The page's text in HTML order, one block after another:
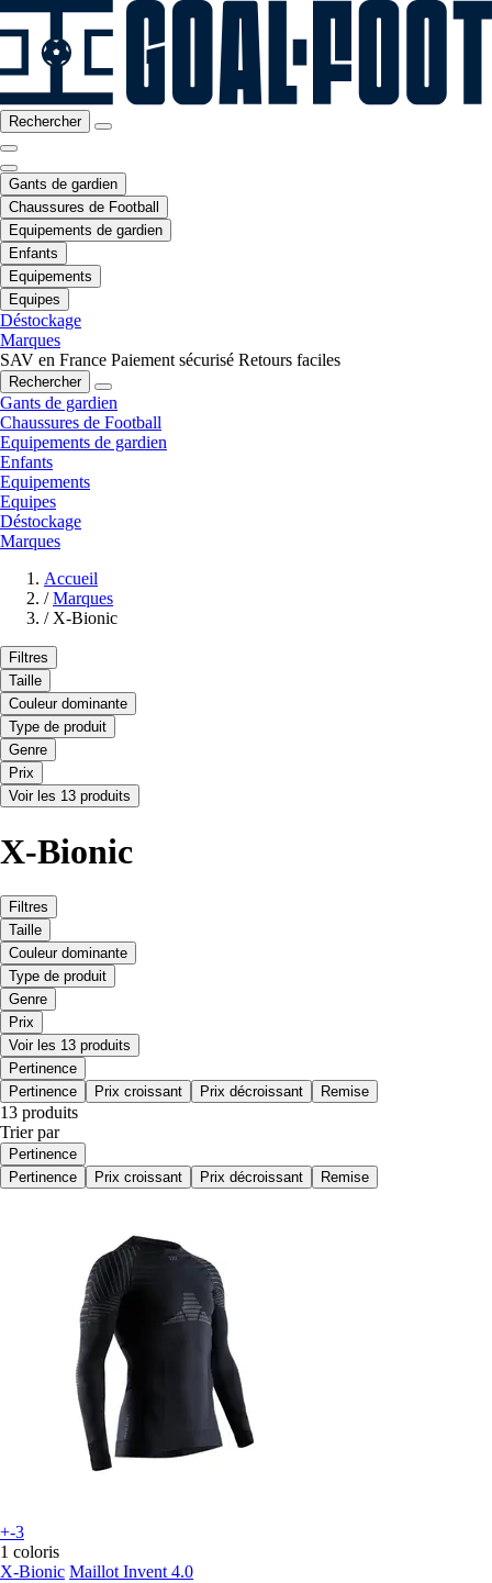
Rechercher
Gants de gardien
Chaussures de Football
Equipements de gardien
Enfants
Equipements
Equipes
Déstockage
Marques
SAV en France Paiement sécurisé Retours faciles
Rechercher
Gants de gardien
Chaussures de Football
Equipements de gardien
Enfants
Equipements
Equipes
Déstockage
Marques
Accueil
/ Marques
/ X-Bionic
Filtres
Taille
Couleur dominante
Type de produit
Genre
Prix
Voir les 13 produits
X-Bionic
Filtres
Taille
Couleur dominante
Type de produit
Genre
Prix
Voir les 13 produits
Pertinence
Pertinence
Prix croissant Prix décroissant Remise
13 produits
Trier par
Pertinence
Pertinence
Prix croissant Prix décroissant Remise
+-3
1 coloris
X-Bionic Maillot Invent 4.0